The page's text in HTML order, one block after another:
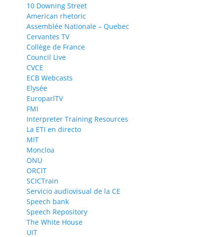
10 Downing Street
American rhetoric
Assemblée Nationale – Quebec
Cervantes TV
Collège de France
Council Live
CVCE
ECB Webcasts
Elysée
EuroparlTV
FMI
Interpreter Training Resources
La ETI en directo
MIT
Moncloa
ONU
ORCIT
SCICTrain
Servicio audiovisual de la CE
Speech bank
Speech Repository
The White House
UIT